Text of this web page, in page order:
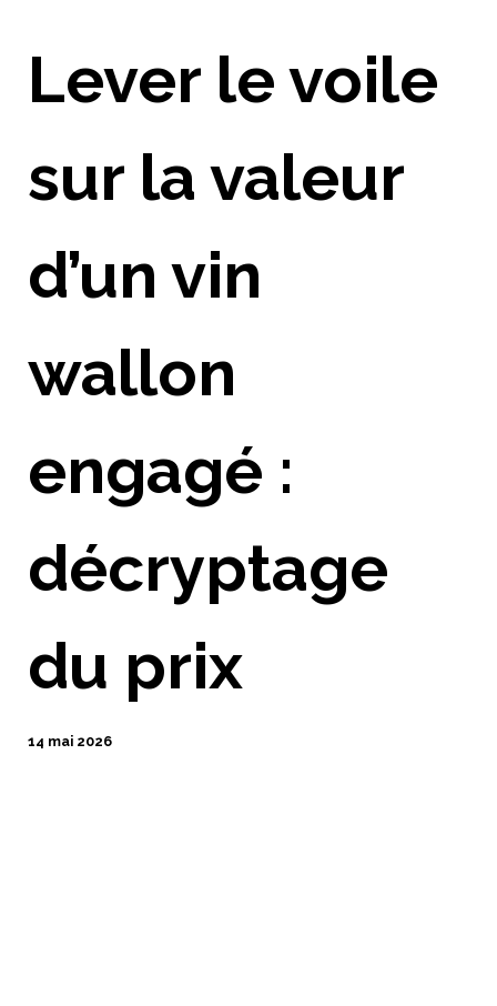
Lever le voile
sur la valeur
d’un vin
wallon
engagé :
décryptage
du prix
14 mai 2026